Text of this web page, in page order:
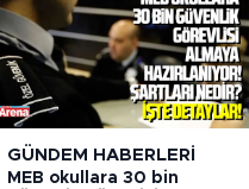
GÜNDEM HABERLERI
MEB okullara 30 bin